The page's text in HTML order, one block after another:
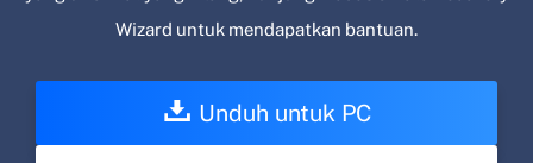
Wizard untuk mendapatkan bantuan.
Unduh untuk PC